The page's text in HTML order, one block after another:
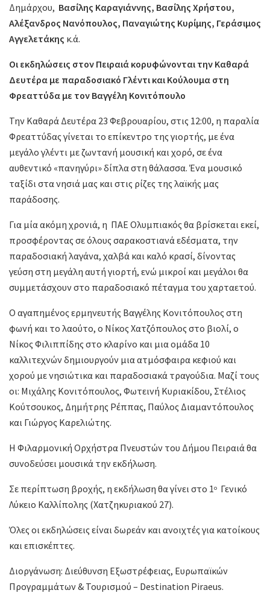
Δημάρχου, Βασίλης Καραγιάννης, Βασίλης Χρήστου,
Αλέξανδρος Νανόπουλος, Παναγιώτης Κυρίμης, Γεράσιμος
Αγγελετάκης κ.ά.
Οι εκδηλώσεις στον Πειραιά κορυφώνονται την Καθαρά
Δευτέρα με παραδοσιακό Γλέντι και Κούλουμα στη
Φρεαττύδα με τον Βαγγέλη Κονιτόπουλο
Την Καθαρά Δευτέρα 23 Φεβρουαρίου, στις 12:00, η παραλία
Φρεαττύδας γίνεται το επίκεντρο της γιορτής, με ένα
μεγάλο γλέντι με ζωντανή μουσική και χορό, σε ένα
αυθεντικό «πανηγύρι» δίπλα στη θάλασσα. Ένα μουσικό
ταξίδι στα νησιά μας και στις ρίζες της λαϊκής μας
παράδοσης.
Για μία ακόμη χρονιά, η ΠΑΕ Ολυμπιακός θα βρίσκεται εκεί,
προσφέροντας σε όλους σαρακοστιανά εδέσματα, την
παραδοσιακή λαγάνα, χαλβά και καλό κρασί, δίνοντας
γεύση στη μεγάλη αυτή γιορτή, ενώ μικροί και μεγάλοι θα
συμμετάσχουν στο παραδοσιακό πέταγμα του χαρταετού.
Ο αγαπημένος ερμηνευτής Βαγγέλης Κονιτόπουλος στη
φωνή και το λαούτο, ο Νίκος Χατζόπουλος στο βιολί, ο
Νίκος Φιλιππίδης στο κλαρίνο και μια ομάδα 10
καλλιτεχνών δημιουργούν μια ατμόσφαιρα κεφιού και
χορού με νησιώτικα και παραδοσιακά τραγούδια. Μαζί τους
οι: Μιχάλης Κονιτόπουλος, Φωτεινή Κυριακίδου, Στέλιος
Κούτσουκος, Δημήτρης Ρέππας, Παύλος Διαμαντόπουλος
και Γιώργος Καρελιώτης.
H Φιλαρμονική Ορχήστρα Πνευστών του Δήμου Πειραιά θα
συνοδεύσει μουσικά την εκδήλωση.
Σε περίπτωση βροχής, η εκδήλωση θα γίνει στο 1ο Γενικό
Λύκειο Καλλίπολης (Χατζηκυριακού 27).
Όλες οι εκδηλώσεις είναι δωρεάν και ανοιχτές για κατοίκους
και επισκέπτες.
Διοργάνωση: Διεύθυνση Εξωστρέφειας, Ευρωπαϊκών
Προγραμμάτων & Τουρισμού – Destination Piraeus.